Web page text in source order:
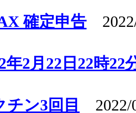
確定申告
年2月22日22時22
チン3回目 2022/